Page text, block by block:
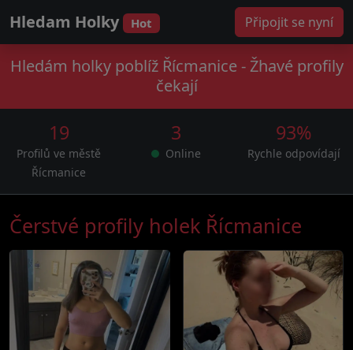
Hledam Holky Hot Připojit se nyní
Hledám holky poblíž Řícmanice - Žhavé profily
čekají
19
Profilů ve městě
Řícmanice
3
Online
93%
Rychle odpovídají
Čerstvé profily holek Řícmanice